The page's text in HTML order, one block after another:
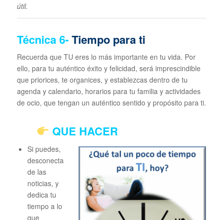
útil.
Técnica6-Tiempo para ti
Recuerda que TU eres lo más importante en tu vida. Por
ello, para tu auténtico éxito y felicidad, será imprescindible
que priorices, te organices, y establezcas dentro de tu
agenda y calendario, horarios para tu familia y actividades
de ocio, que tengan un auténtico sentido y propósito para ti.
QUE HACER
Si puedes,
desconecta
de las
noticias, y
dedica tu
tiempo a lo
que